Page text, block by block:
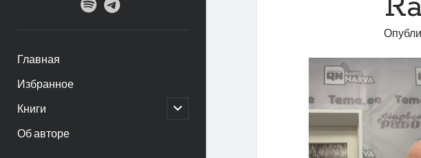
Главная
Избранное
Книги
открыть
дочернее
Об авторе